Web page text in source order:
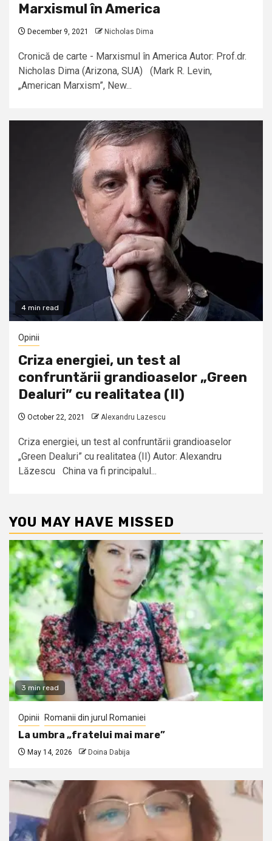
Marxismul în America
December 9, 2021 Nicholas Dima
Cronică de carte - Marxismul în America Autor: Prof.dr.
Nicholas Dima (Arizona, SUA) (Mark R. Levin,
„American Marxism”, New...
4 min read
Opinii
Criza energiei, un test al
confruntării grandioaselor „Green
Dealuri” cu realitatea (II)
October 22, 2021 Alexandru Lazescu
Criza energiei, un test al confruntării grandioaselor
„Green Dealuri” cu realitatea (II) Autor: Alexandru
Lăzescu China va fi principalul...
YOU MAY HAVE MISSED
3 min read
Opinii Romanii din jurul Romaniei
La umbra „fratelui mai mare”
May 14, 2026 Doina Dabija